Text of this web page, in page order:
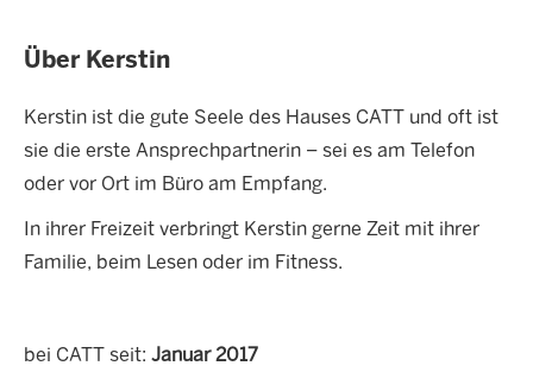
Über Kerstin
Kerstin ist die gute Seele des Hauses CATT und oft ist
sie die erste Ansprechpartnerin – sei es am Telefon
oder vor Ort im Büro am Empfang.
In ihrer Freizeit verbringt Kerstin gerne Zeit mit ihrer
Familie, beim Lesen oder im Fitness.
bei CATT seit: Januar 2017